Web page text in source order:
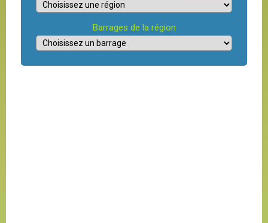
Barrages de la région